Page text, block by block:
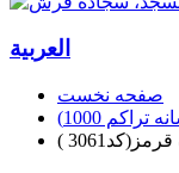
العربیة
صفحه نخست
)